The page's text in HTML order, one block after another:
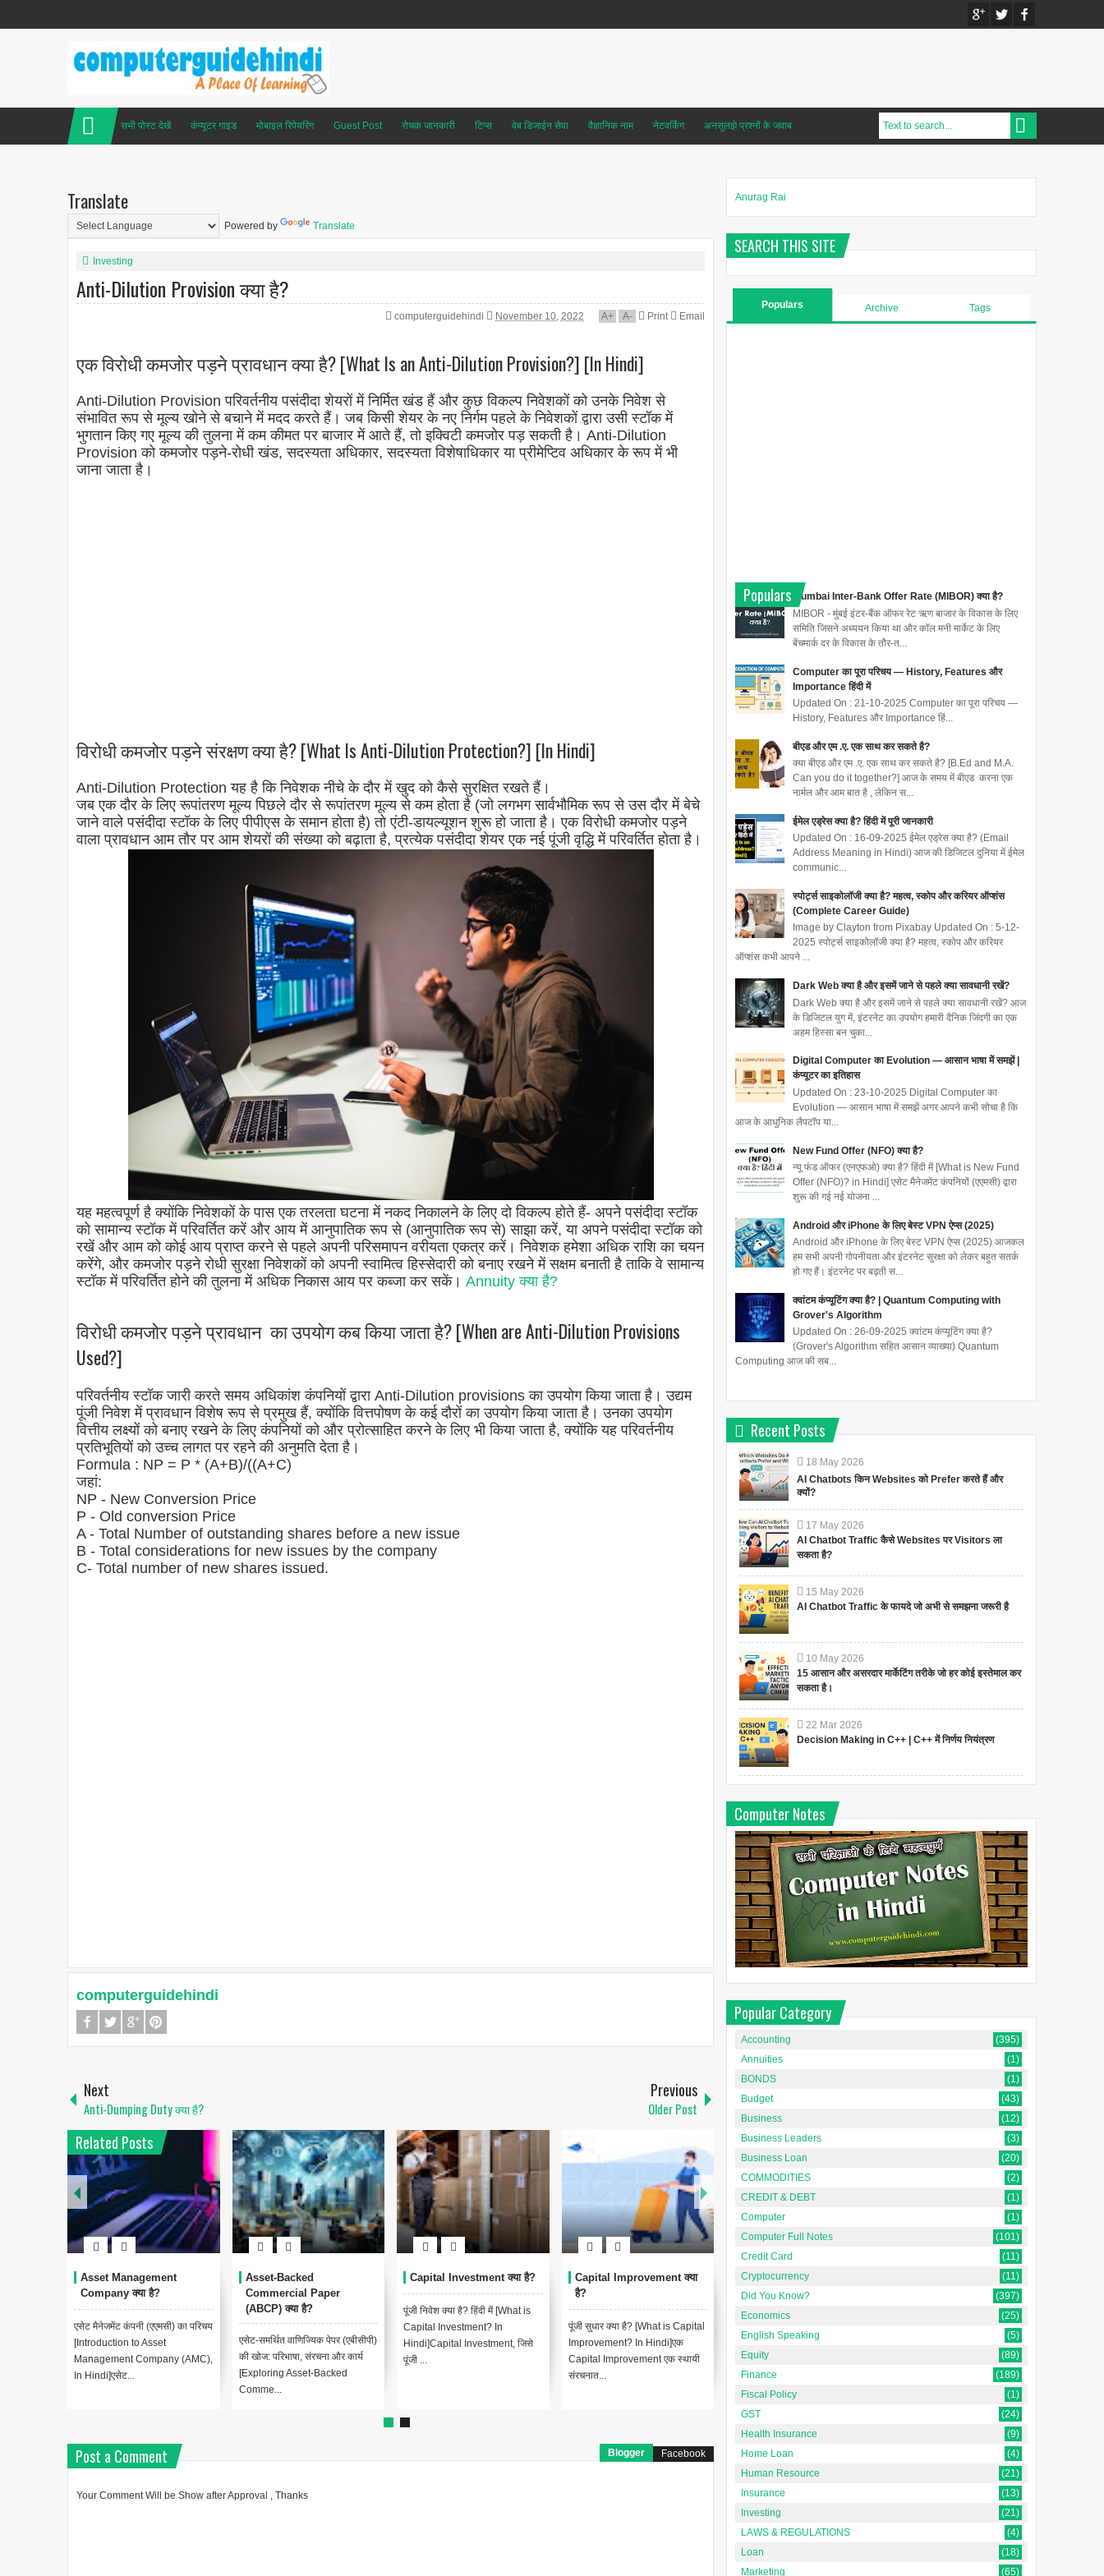
सभी पोस्ट देखें कंप्यूटर गाइड मोबाइल रिपेयरिंग Guest Post रोचक जानकारी टिप्स वेब डिजाईन सेवा वैज्ञानिक नाम नेटवर्किंग अनसुलझे प्रश्नों के जवाब
Translate
Powered by Translate
Investing
Anti-Dilution Provision क्या है?
computerguidehindi November 10, 2022 A+ A- Print Email
एक विरोधी कमजोर पड़ने प्रावधान क्या है? [What Is an Anti-Dilution Provision?] [In Hindi]
Anti-Dilution Provision परिवर्तनीय पसंदीदा शेयरों में निर्मित खंड हैं और कुछ विकल्प निवेशकों को उनके निवेश से
संभावित रूप से मूल्य खोने से बचाने में मदद करते हैं। जब किसी शेयर के नए निर्गम पहले के निवेशकों द्वारा उसी स्टॉक में
भुगतान किए गए मूल्य की तुलना में कम कीमत पर बाजार में आते हैं, तो इक्विटी कमजोर पड़ सकती है। Anti-Dilution
Provision को कमजोर पड़ने-रोधी खंड, सदस्यता अधिकार, सदस्यता विशेषाधिकार या प्रीमेप्टिव अधिकार के रूप में भी
जाना जाता है।
विरोधी कमजोर पड़ने संरक्षण क्या है? [What Is Anti-Dilution Protection?] [In Hindi]
Anti-Dilution Protection यह है कि निवेशक नीचे के दौर में खुद को कैसे सुरक्षित रखते हैं।
जब एक दौर के लिए रूपांतरण मूल्य पिछले दौर से रूपांतरण मूल्य से कम होता है (जो लगभग सार्वभौमिक रूप से उस दौर में बेचे
जाने वाले पसंदीदा स्टॉक के लिए पीपीएस के समान होता है) तो एंटी-डायल्यूशन शुरू हो जाता है। एक विरोधी कमजोर पड़ने
वाला प्रावधान आम तौर पर आम शेयरों की संख्या को बढ़ाता है, प्रत्येक पसंदीदा शेयर एक नई पूंजी वृद्धि में परिवर्तित होता है।
यह महत्वपूर्ण है क्योंकि निवेशकों के पास एक तरलता घटना में नकद निकालने के लिए दो विकल्प होते हैं- अपने पसंदीदा स्टॉक
को सामान्य स्टॉक में परिवर्तित करें और आय में आनुपातिक रूप से (आनुपातिक रूप से) साझा करें, या अपने पसंदीदा स्टॉक को
रखें और आम को कोई आय प्राप्त करने से पहले अपनी परिसमापन वरीयता एकत्र करें। निवेशक हमेशा अधिक राशि का चयन
करेंगे, और कमजोर पड़ने रोधी सुरक्षा निवेशकों को अपनी स्वामित्व हिस्सेदारी को बनाए रखने में सक्षम बनाती है ताकि वे सामान्य
स्टॉक में परिवर्तित होने की तुलना में अधिक निकास आय पर कब्जा कर सकें। Annuity क्या है?
विरोधी कमजोर पड़ने प्रावधान का उपयोग कब किया जाता है? [When are Anti-Dilution Provisions
Used?]
परिवर्तनीय स्टॉक जारी करते समय अधिकांश कंपनियों द्वारा Anti-Dilution provisions का उपयोग किया जाता है। उद्यम
पूंजी निवेश में प्रावधान विशेष रूप से प्रमुख हैं, क्योंकि वित्तपोषण के कई दौरों का उपयोग किया जाता है। उनका उपयोग
वित्तीय लक्ष्यों को बनाए रखने के लिए कंपनियों को और प्रोत्साहित करने के लिए भी किया जाता है, क्योंकि यह परिवर्तनीय
प्रतिभूतियों को उच्च लागत पर रहने की अनुमति देता है।
Formula : NP = P * (A+B)/((A+C)
जहां:
NP - New Conversion Price
P - Old conversion Price
A - Total Number of outstanding shares before a new issue
B - Total considerations for new issues by the company
C- Total number of new shares issued.
computerguidehindi
Next
Anti-Dumping Duty क्या है?
Previous
Older Post
Related Posts
Asset Management
Company क्या है?
एसेट मैनेजमेंट कंपनी (एएमसी) का परिचय
[Introduction to Asset
Management Company (AMC),
In Hindi]एसेट...
Asset-Backed
Commercial Paper
(ABCP) क्या है?
एसेट-समर्थित वाणिज्यिक पेपर (एबीसीपी)
की खोज: परिभाषा, संरचना और कार्य
[Exploring Asset-Backed
Comme...
Capital Investment क्या है?
पूंजी निवेश क्या है? हिंदी में [What is
Capital Investment? In
Hindi]Capital Investment, जिसे
पूंजी ...
Capital Improvement क्या
है?
पूंजी सुधार क्या है? [What is Capital
Improvement? In Hindi]एक
Capital Improvement एक स्थायी
संरचनात...
Bullet Bond क्या है?
बुलेट बॉन्ड क्या है? [What is Bullet
Debt investment है जिसका ...
बियरर शेयर क्या है? [What is
Bearer Share? In Hindi]एक
बियरर शेयर इक्विटी सिक्योरिटी है जो
Post a Comment Blogger Facebook
Your Comment Will be Show after Approval , Thanks
Anurag Rai
SEARCH THIS SITE
Populars Archive Tags
Populars
Mumbai Inter-Bank Offer Rate (MIBOR) क्या है?
MIBOR - मुंबई इंटर-बैंक ऑफर रेट ऋण बाजार के विकास के लिए
समिति जिसने अध्ययन किया था और कॉल मनी मार्केट के लिए
बेंचमार्क दर के विकास के तौर-त...
Computer का पूरा परिचय — History, Features और
Importance हिंदी में
Updated On : 21-10-2025 Computer का पूरा परिचय —
History, Features और Importance हिं...
बीएड और एम .ए. एक साथ कर सकते है?
क्या बीएड और एम .ए. एक साथ कर सकते है? [B.Ed and M.A.
Can you do it together?] आज के समय में बीएड करना एक
नार्मल और आम बात है , लेकिन स...
ईमेल एड्रेस क्या है? हिंदी में पूरी जानकारी
Updated On : 16-09-2025 ईमेल एड्रेस क्या है? (Email
Address Meaning in Hindi) आज की डिजिटल दुनिया में ईमेल
communic...
स्पोर्ट्स साइकोलॉजी क्या है? महत्व, स्कोप और करियर ऑप्शंस
(Complete Career Guide)
Image by Clayton from Pixabay Updated On : 5-12-
2025 स्पोर्ट्स साइकोलॉजी क्या है? महत्व, स्कोप और करियर
ऑप्शंस कभी आपने ...
Dark Web क्या है और इसमें जाने से पहले क्या सावधानी रखें?
Dark Web क्या है और इसमें जाने से पहले क्या सावधानी रखें? आज
के डिजिटल युग में, इंटरनेट का उपयोग हमारी दैनिक जिंदगी का एक
अहम हिस्सा बन चुका...
Digital Computer का Evolution — आसान भाषा में समझें |
कंप्यूटर का इतिहास
Updated On : 23-10-2025 Digital Computer का
Evolution — आसान भाषा में समझें अगर आपने कभी सोचा है कि
आज के आधुनिक लैपटॉप या...
New Fund Offer (NFO) क्या है?
न्यू फंड ऑफर (एनएफओ) क्या है? हिंदी में [What is New Fund
Offer (NFO)? in Hindi] एसेट मैनेजमेंट कंपनियों (एएमसी) द्वारा
शुरू की गई नई योजना ...
Android और iPhone के लिए बेस्ट VPN ऐप्स (2025)
Android और iPhone के लिए बेस्ट VPN ऐप्स (2025) आजकल
हम सभी अपनी गोपनीयता और इंटरनेट सुरक्षा को लेकर बहुत सतर्क
हो गए हैं। इंटरनेट पर बढ़ती स...
क्वांटम कंप्यूटिंग क्या है? | Quantum Computing with
Grover's Algorithm
Updated On : 26-09-2025 क्वांटम कंप्यूटिंग क्या है?
(Grover's Algorithm सहित आसान व्याख्या) Quantum
Computing आज की सब...
Recent Posts
18 May 2026
AI Chatbots किन Websites को Prefer करते हैं और
क्यों?
17 May 2026
AI Chatbot Traffic कैसे Websites पर Visitors ला
सकता है?
15 May 2026
AI Chatbot Traffic के फायदे जो अभी से समझना जरूरी है
10 May 2026
15 आसान और असरदार मार्केटिंग तरीके जो हर कोई इस्तेमाल कर
सकता है।
22 Mar 2026
Decision Making in C++ | C++ में निर्णय नियंत्रण
Computer Notes
Popular Category
Accounting
(395)
Annuities
(1)
BONDS
(1)
Budget
(43)
Business
(12)
Business Leaders
(3)
Business Loan
(20)
COMMODITIES
(2)
CREDIT & DEBT
(1)
Computer
(1)
Computer Full Notes
(101)
Credit Card
(11)
Cryptocurrency
(11)
Did You Know?
(397)
Economics
(25)
English Speaking
(5)
Equity
(89)
Finance
(189)
Fiscal Policy
(1)
GST
(24)
Health Insurance
(9)
Home Loan
(4)
Human Resource
(21)
Insurance
(13)
Investing
(21)
LAWS & REGULATIONS
(4)
Loan
(18)
Marketing
(65)